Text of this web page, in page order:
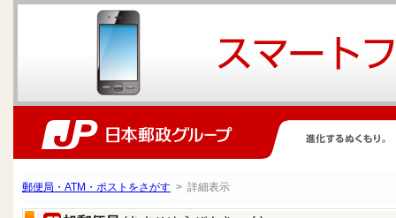
郵便局・ATM・ポストをさがす > 詳細表示